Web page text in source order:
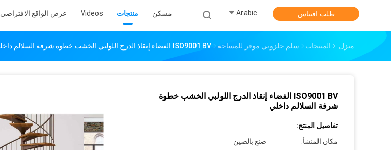
مسكن منتجات Videos عرض الواقع الافتراضي Arabic طلب اقتباس
منزل المنتجات سلم حلزوني موفر للمساحة ISO9001 BV الفضاء إنقاذ الدرج اللولبي الخشب خطوة شرفة السلالم داخلي
ISO9001 BV الفضاء إنقاذ الدرج اللولبي الخشب خطوة
شرفة السلالم داخلي
تفاصيل المنتج:
مكان المنشأ:
صنع بالصين